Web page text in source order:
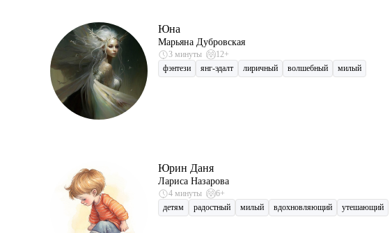
Юна
Марьяна Дубровская
3 минуты
12+
фэнтези
янг-эдалт лиричный волшебный милый
Юрин Даня
Лариса Назарова
4 минуты
6+
детям
радостный милый вдохновляющий утешающий